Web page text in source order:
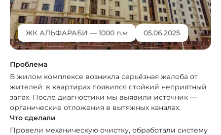
ЖК АЛЬФАРАБИ — 1000 п.м 05.06.2025
Проблема
В жилом комплексе возникла серьёзная жалоба от
жителей: в квартирах появился стойкий неприятный
запах. После диагностики мы выявили источник —
органические отложения в вытяжных каналах.
Что сделали
Провели механическую очистку, обработали систему